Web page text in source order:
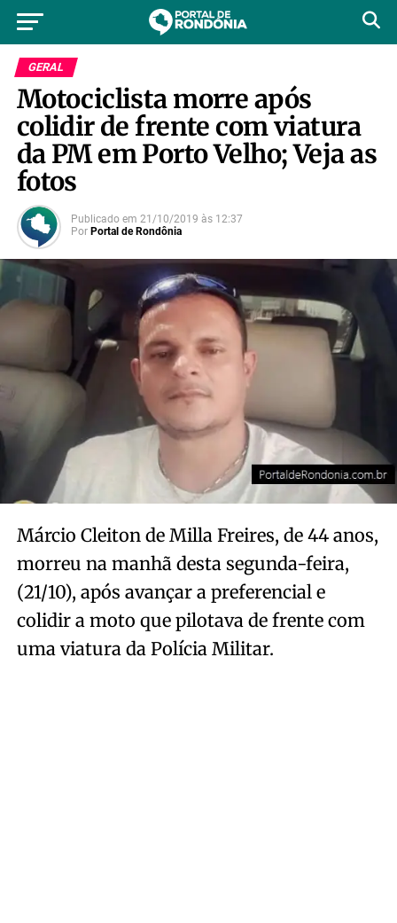
GERAL
Motociclista morre após
colidir de frente com viatura
da PM em Porto Velho; Veja as
fotos
Publicado em 21/10/2019 às 12:37
Por Portal de Rondônia
Márcio Cleiton de Milla Freires, de 44 anos,
morreu na manhã desta segunda-feira,
(21/10), após avançar a preferencial e
colidir a moto que pilotava de frente com
uma viatura da Polícia Militar.